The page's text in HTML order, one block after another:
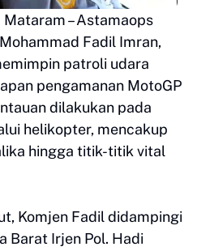
| Mataram – Astamaops
Fadil Imran,
patroli udara
pengamanan MotoGP
dilakukan pada
helikopter, mencakup
hingga titik-titik vital
Komjen Fadil didampingi
Barat Irjen Pol. Hadi